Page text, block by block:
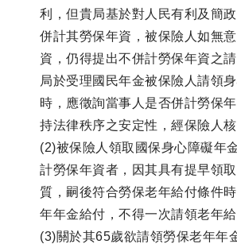
利，但貴局基於對人民有利及簡
併計其勞保年資，被保險人如無
資，仍得提出不併計勞保年資之
局於受理國民年金被保險人請領
時，應徵詢當事人是否併計勞保
持法律秩序之安定性，經保險人核
(2)被保險人領取國保身心障礙年
計勞保年資者，因其具有提早領
質，嗣後符合勞保老年給付條件
年年金給付，不得一次請領老年給
(3)關於其65歲欲請領勞保老年年